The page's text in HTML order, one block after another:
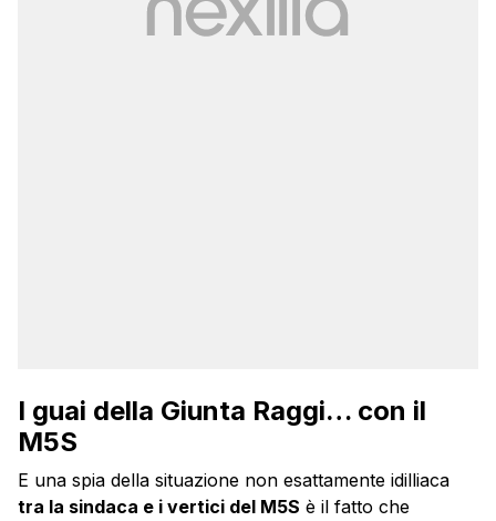
I guai della Giunta Raggi… con il
M5S
E una spia della situazione non esattamente idilliaca
tra la sindaca e i vertici del M5S è il fatto che